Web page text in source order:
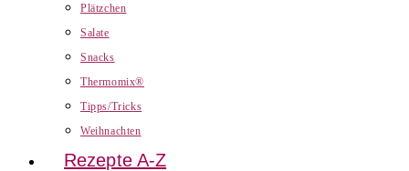
Plätzchen
Salate
Snacks
Thermomix®
Tipps/Tricks
Weihnachten
Rezepte A-Z